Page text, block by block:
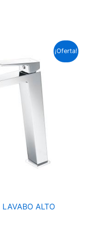
¡Oferta!
ALTO
actual
106,59 €.